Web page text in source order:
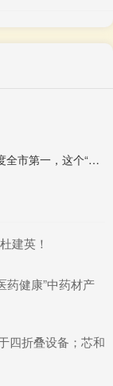
汇发网配资 区域经济密度全市第一，这个“中国最具幸福感城市”是怎样炼成的？
建英！
药健康”中药材产
四折叠设备；芯和